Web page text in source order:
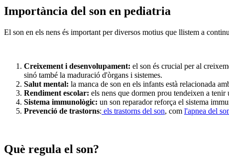
Importància del son en pediatria
El son en els nens és important per diversos motius que llistem a
Creixement i desenvolupament: el son és crucial per al
sinó també la maduració d'òrgans i sistemes.
Salut mental: la manca de son en els infants està relacionada
Rendiment escolar: els nens que dormen prou tendeixen a
Sistema immunològic: un son reparador reforça el sistema
Prevenció de trastorns: els trastorns del son, com l'apnea del
Què regula el son?